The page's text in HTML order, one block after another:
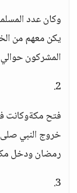
وكان عدد
يكن معهم من
المشركون
2.
فتح مكةوكانت
خروج النبي
رمضان ودخل
3.